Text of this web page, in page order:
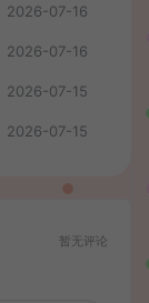
2026-07-16
2026-07-16
2026-07-15
2026-07-15
暂无评论